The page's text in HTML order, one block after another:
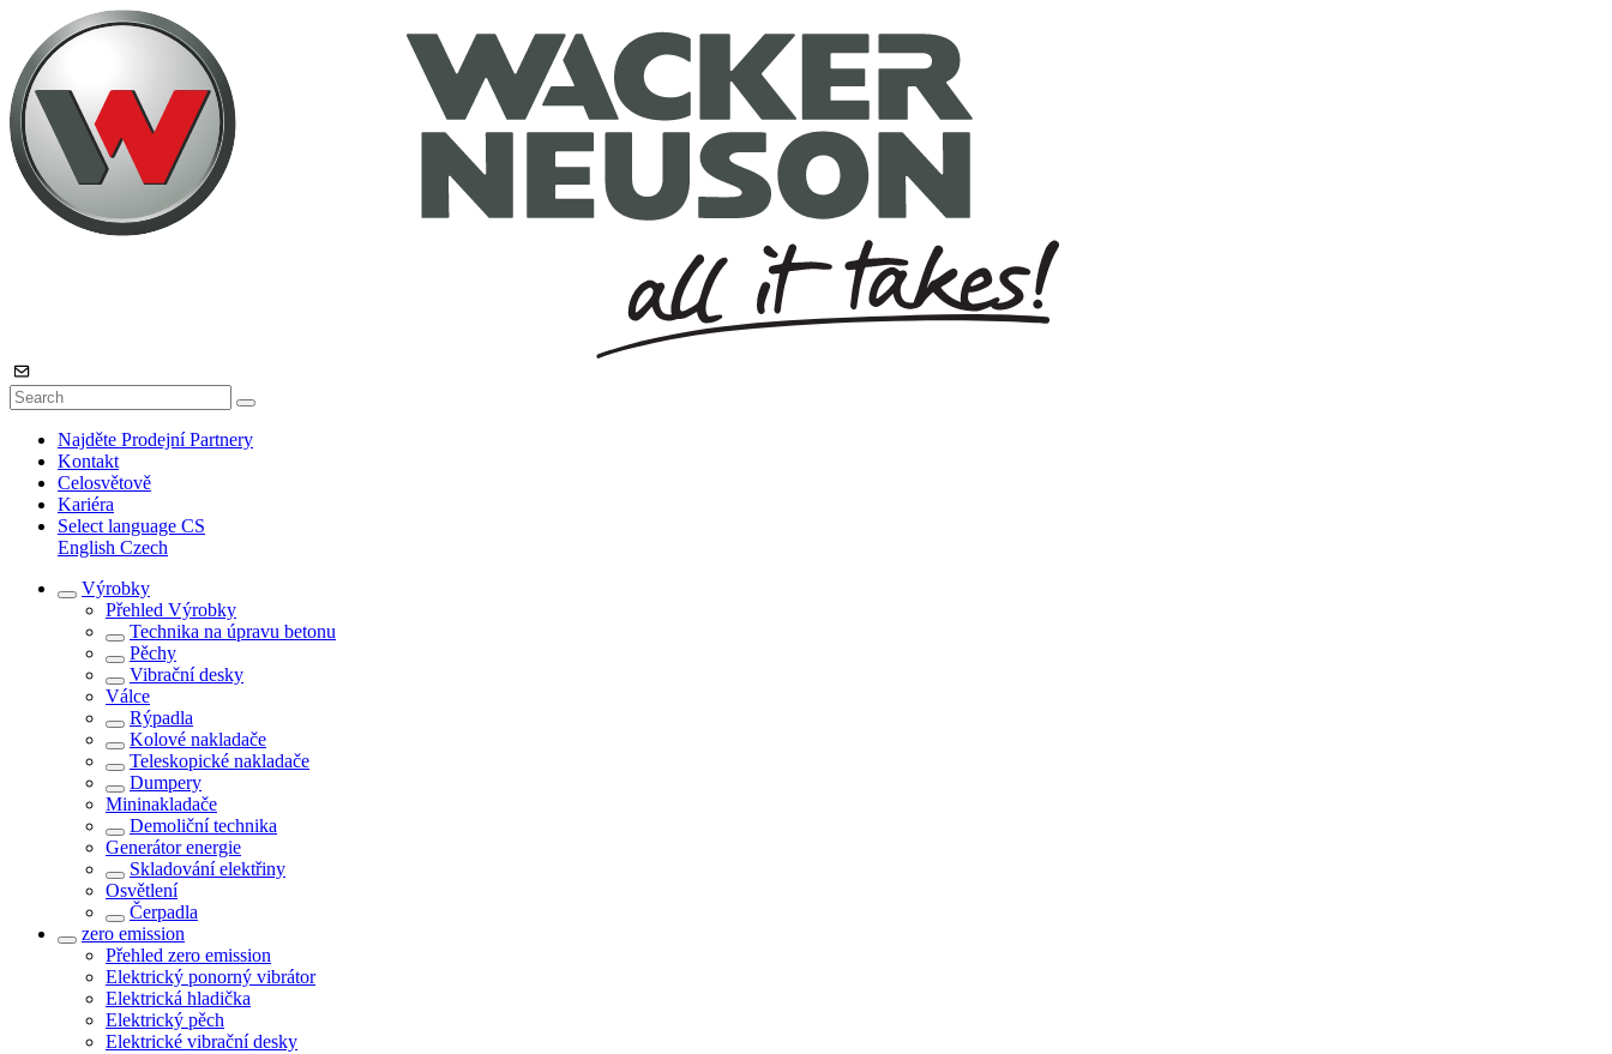
Najděte Prodejní Partnery
Kontakt
Celosvětově
Kariéra
Select language CS
English Czech
Výrobky
Přehled Výrobky
Technika na úpravu betonu
Pěchy
Vibrační desky
Válce
Rýpadla
Kolové nakladače
Teleskopické nakladače
Dumpery
Mininakladače
Demoliční technika
Generátor energie
Skladování elektřiny
Osvětlení
Čerpadla
zero emission
Přehled zero emission
Elektrický ponorný vibrátor
Elektrická hladička
Elektrický pěch
Elektrické vibrační desky